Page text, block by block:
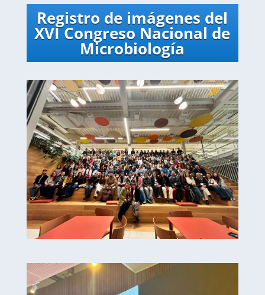
Registro de imágenes del
XVICongreso Nacional de
Microbiología